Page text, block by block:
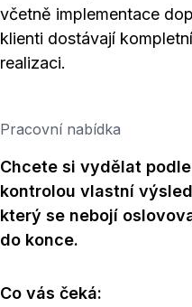
včetně implementace
klienti dostávají
realizaci.
Pracovní nabídka
Chcete si vydělat
kontrolou vlastní
který se nebojí
do konce.
Co vás čeká: